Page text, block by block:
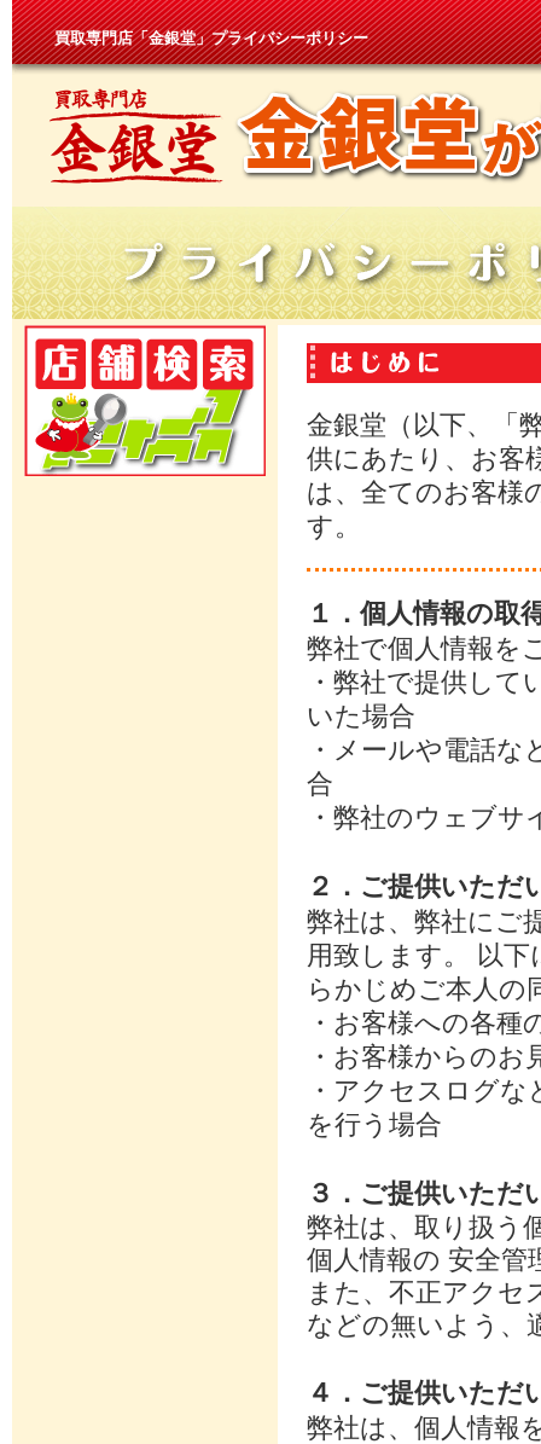
買取専門店「金銀堂」プライバシーポリシー
金銀堂（以下、「
供にあたり、お客
は、全てのお客様
す。
１．個人情報の取
弊社で個人情報を
・弊社で提供し
いた場合
・メールや電話
合
・弊社のウェブ
２．ご提供いただ
弊社は、弊社にご
用致します。 以
らかじめご本人の
・お客様への各種
・お客様からの
・アクセスログ
を行う場合
３．ご提供いただ
弊社は、取り扱う
個人情報の 安全
また、不正アクセ
などの無いよう、
４．ご提供いただ
弊社は、個人情報